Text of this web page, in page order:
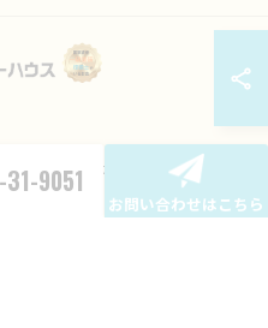
9051
お問い合わせはこちら
ィーハウス ALL RIGHTS RESERVED.